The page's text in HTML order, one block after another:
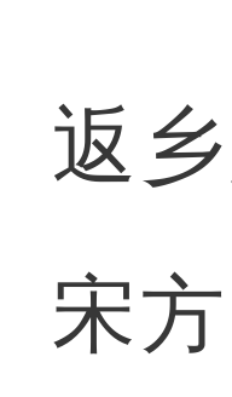
返
宋